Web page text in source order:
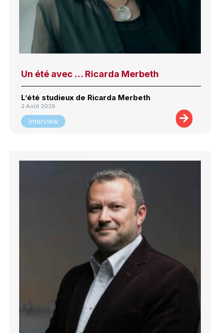
Un été avec … Ricarda Merbeth
L’été studieux de Ricarda Merbeth
2 Août 2026
Interview